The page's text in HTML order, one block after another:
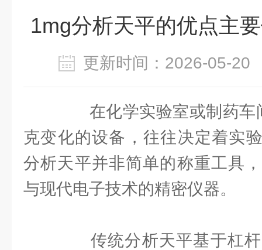
1mg分析天平的优点主
更新时间：2026-05-
在化学实验室或制药车
克变化的设备，往往决定着实
分析天平并非简单的称重工具
与现代电子技术的精密仪器。
传统分析天平基于杠杆